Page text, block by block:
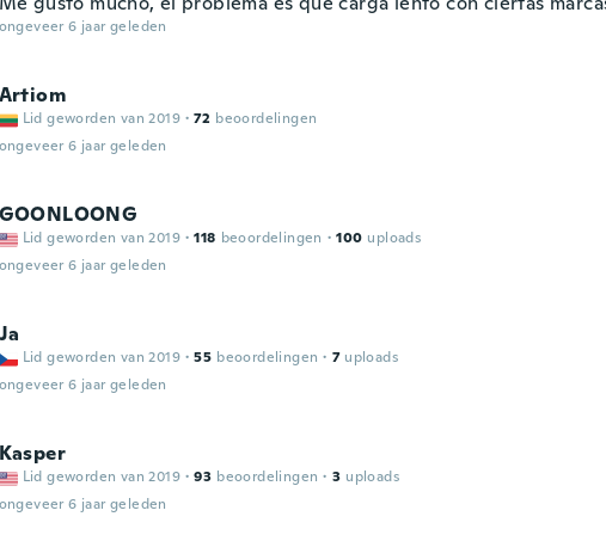
ongeveer 6 jaar geleden
Artiom
Lid geworden van 2019 · 72 beoordelingen
ongeveer 6 jaar geleden
GOONLOONG
Lid geworden van 2019 · 118 beoordelingen · 100 uploads
ongeveer 6 jaar geleden
Ja
Lid geworden van 2019 · 55 beoordelingen · 7 uploads
ongeveer 6 jaar geleden
Kasper
Lid geworden van 2019 · 93 beoordelingen · 3 uploads
ongeveer 6 jaar geleden